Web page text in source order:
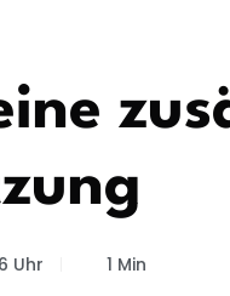
Uhr 1 Min